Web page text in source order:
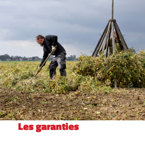
Les garanties